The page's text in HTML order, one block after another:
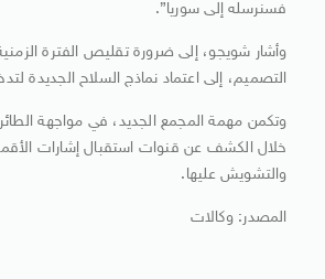
فسنرسله إلى سوريا”.
وأشار شويجو، إلى ضرورة تقليص الفترة
التصميم، إلى اعتماد نماذج السلاح الجديدة
وتكمن مهمة المجمع الجديد، في مواجهة
والتشويش عليها.
المصدر: وكالات